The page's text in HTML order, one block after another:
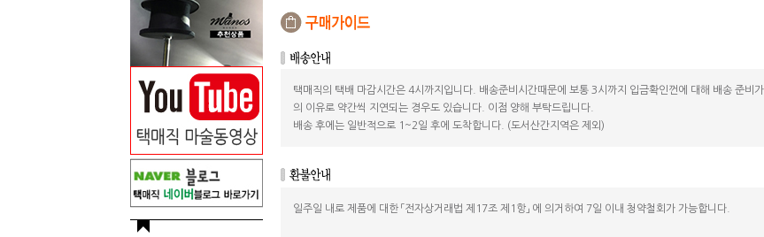
택매직의 택배 마감시간은 4시까지입니다. 배송준비시간때문에 보통 3시까지 입금확인껀에 대해 배송 준비
의 이유로 약간씩 지연되는 경우도 있습니다. 이점 양해 부탁드립니다.
배송 후에는 일반적으로 1~2일 후에 도착합니다. (도서산간지역은 제외)
일주일 내로 제품에 대한 「전자상거래법 제17조 제1항」 에 의거하여 7일 이내 청약철회가 가능합니다.